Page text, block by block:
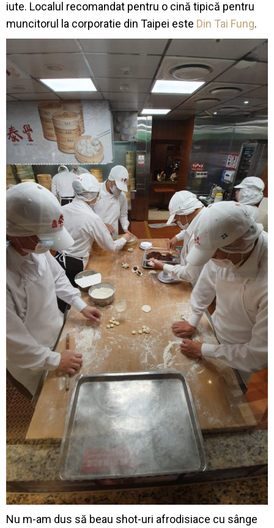
iute. Localul recomandat pentru o cină tipică pentru
muncitorul la corporatie din Taipei este Din Tai Fung.
Nu m-am dus să beau shot-uri afrodisiace cu sânge